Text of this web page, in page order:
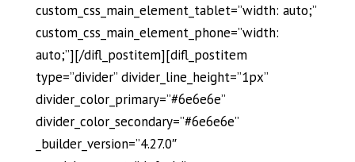
custom_css_main_element_tablet=”width: auto;”
custom_css_main_element_phone=”width:
auto;”][/difl_postitem][difl_postitem
type=”divider” divider_line_height=”1px”
divider_color_primary=”#6e6e6e”
divider_color_secondary=”#6e6e6e”
_builder_version=”4.27.0″